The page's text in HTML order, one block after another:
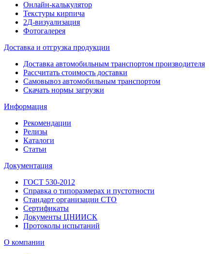
Онлайн-калькулятор
Текстуры кирпича
2Д-визуализация
Фотогалерея
Доставка и отгрузка продукции
Доставка автомобильным транспортом производителя
Рассчитать стоимость доставки
Самовывоз автомобильным транспортом
Скачать нормы загрузки
Информация
Рекомендации
Релизы
Каталоги
Статьи
Документация
ГОСТ 530-2012
Справка о типоразмерах и пустотности
Стандарт организации СТО
Сертификаты
Документы ЦНИИСК
Протоколы испытаний
О компании